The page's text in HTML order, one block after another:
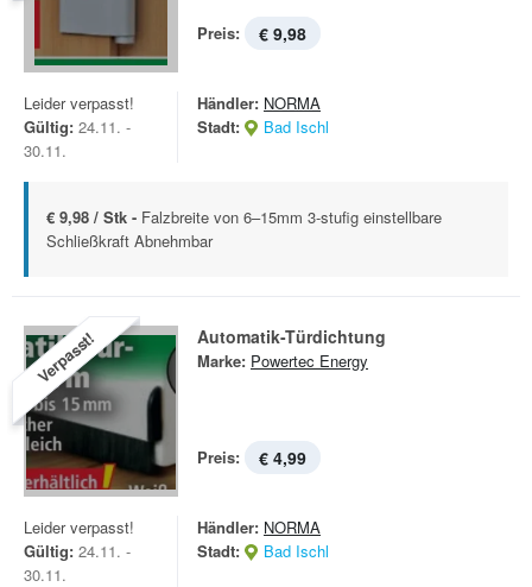
Preis: € 9,98
Leider verpasst!
Gültig: 24.11. -
30.11.
Händler: NORMA
Stadt:
Bad Ischl
€ 9,98 / Stk - Falzbreite von 6–15mm 3-stufig einstellbare
Schließkraft Abnehmbar
Verpasst! Automatik-Türdichtung
Marke: Powertec Energy
Preis: € 4,99
Leider verpasst!
Gültig: 24.11. -
30.11.
Händler: NORMA
Stadt:
Bad Ischl